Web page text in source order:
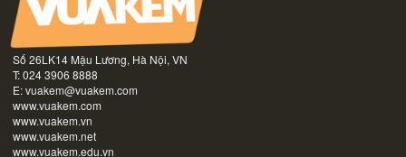
Số 26LK14 Mậu Lương, Hà Nội, VN
T: 024 3906 8888
E:vuakem@vuakem.com
www.vuakem.com
www.vuakem.vn
www.vuakem.net
www.vuakem.edu.vn